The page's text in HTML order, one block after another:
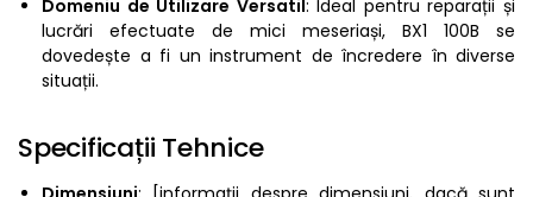
Domeniu de Utilizare Versatil: Ideal pentru reparații și
lucrări efectuate de mici meseriași, BX1 100B se
dovedește a fi un instrument de încredere în diverse
situații.
Specificații Tehnice